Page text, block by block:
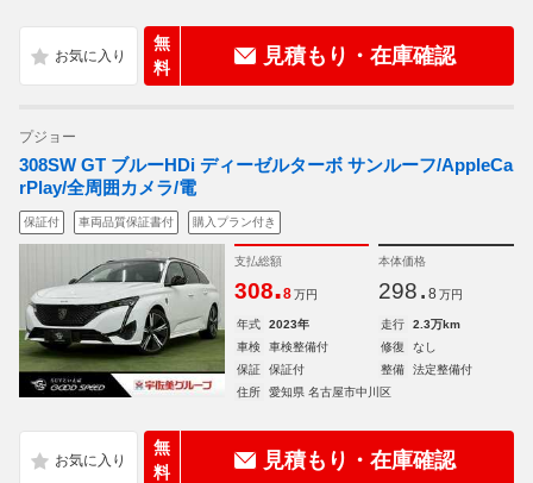
無
料
見積もり・在庫確認
プジョー
308SW GT ブルーHDi ディーゼルターボ サンルーフ/AppleCa
rPlay/全周囲カメラ/電
保証付 車両品質保証書付 購入プラン付き
支払総額
308.8 万円
本体価格
298. 8 万円
年式 2023年 走行
2.3万km
車検
車検整備付 修復
なし
保証
保証付 整備
法定整備付
住所
愛知県 名古屋市中川区
無
料
見積もり・在庫確認